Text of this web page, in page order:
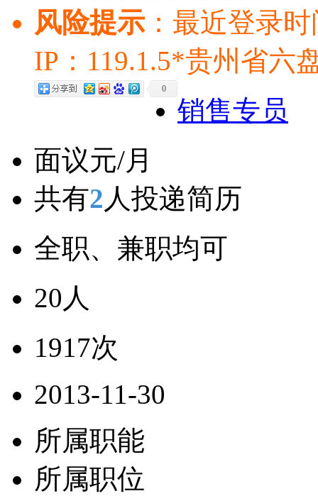
风险提示：最近登录时
IP：119.1.5*贵州省六
0
销售专员
面议元/月
共有2 人投递简历
全职、兼职均可
20人
1917次
2013-11-30
所属职能
所属职位